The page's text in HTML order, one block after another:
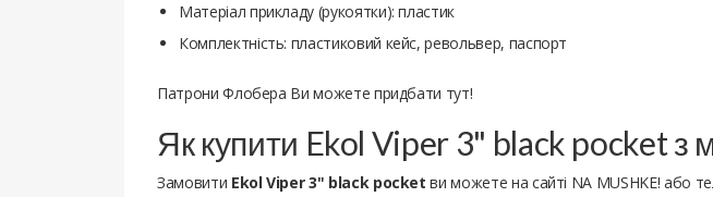
Матеріал прикладу (рукоятки): пластик
Комплектність: пластиковий кейс, револьвер, паспорт
Патрони Флобера Ви можете придбати тут!
Як купити Ekol Viper 3" black pocket з
Замовити Ekol Viper 3" black pocket ви можете на сайті NA MUSHKE! або